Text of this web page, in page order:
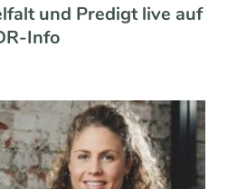
und Predigt live auf
Info